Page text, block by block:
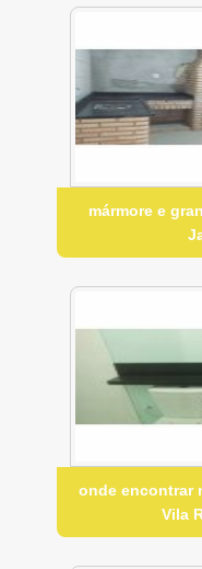
mármore e
onde encontrar
Vila